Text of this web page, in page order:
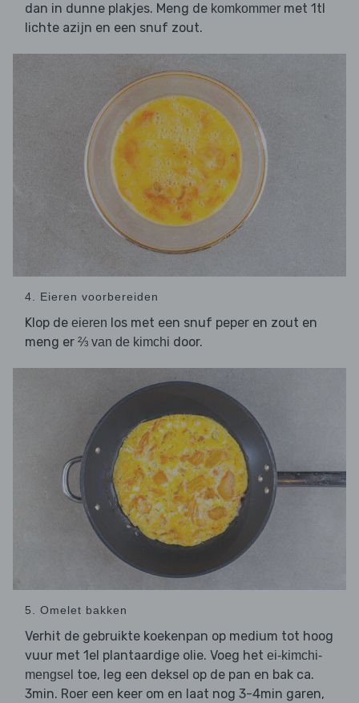
dan in dunne plakjes. Meng de komkommer met 1tl
lichte azijn en een snuf zout.
4. Eieren voorbereiden
Klop de eieren los met een snuf peper en zout en
meng er ⅔ van de kimchi door.
5. Omelet bakken
Verhit de gebruikte koekenpan op medium tot hoog
vuur met 1el plantaardige olie. Voeg het ei-kimchi-
mengsel toe, leg een deksel op de pan en bak ca.
3min. Roer een keer om en laat nog 3-4min garen,